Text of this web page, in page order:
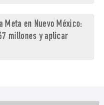
en Nuevo México:
millones y aplicar